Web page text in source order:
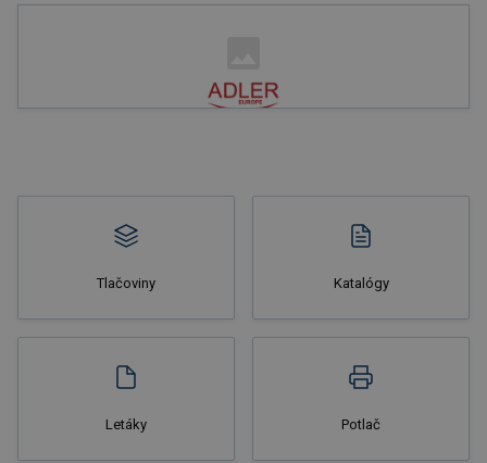
Tlačoviny Katalógy
Letáky Potlač